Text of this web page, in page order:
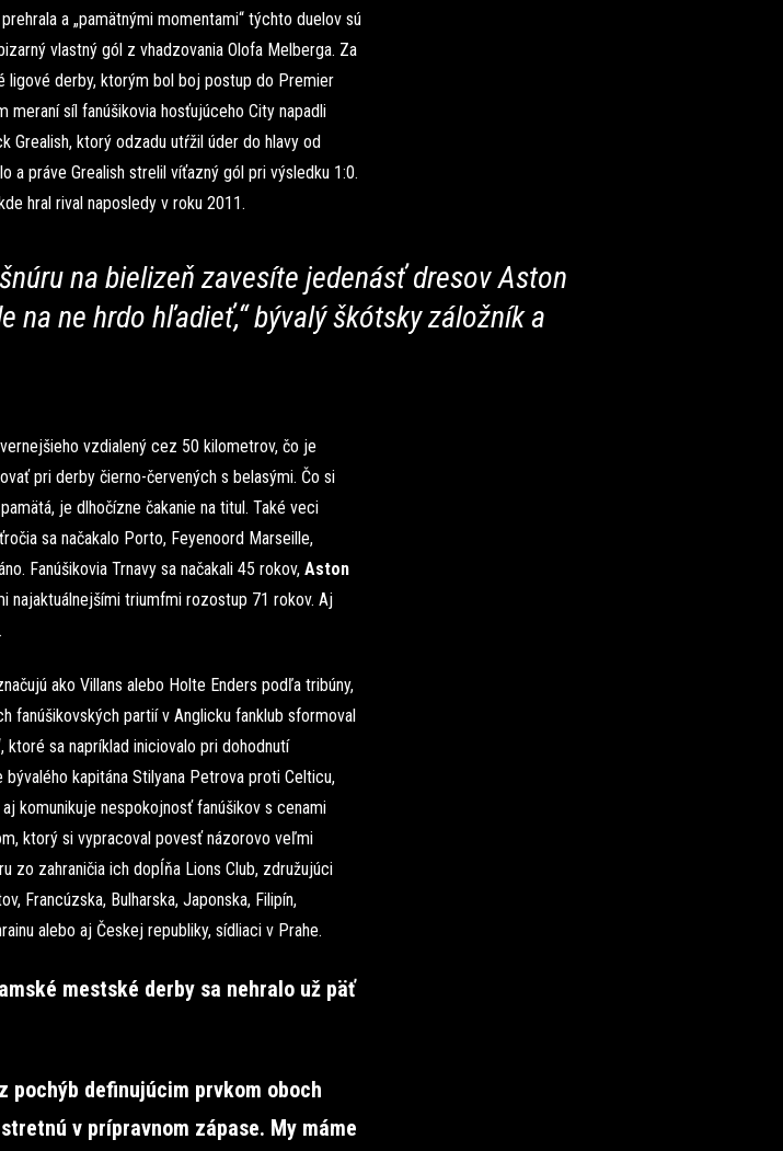
a „pamätnými momentami“ týchto duelov sú
vlastný gól z vhadzovania Olofa Melberga. Za
ligové derby, ktorým bol boj postup do Premier
síl fanúšikovia hosťujúceho City napadli
Grealish, ktorý odzadu utŕžil úder do hlavy od
a práve Grealish strelil víťazný gól pri výsledku 1:0.
hral rival naposledy v roku 2011.
na bielizeň zavesíte jedenásť dresov Aston
ne hrdo hľadieť,“ bývalý škótsky záložník a
vzdialený cez 50 kilometrov, čo je
pri derby čierno-červených s belasými. Čo si
je dlhočízne čakanie na titul. Také veci
sa načakalo Porto, Feyenoord Marseille,
Fanúšikovia Trnavy sa načakali 45 rokov, Aston
najaktuálnejšími triumfmi rozostup 71 rokov. Aj
ako Villans alebo Holte Enders podľa tribúny,
fanúšikovských partií v Anglicku fanklub sformoval
ktoré sa napríklad iniciovalo pri dohodnutí
kapitána Stilyana Petrova proti Celticu,
komunikuje nespokojnosť fanúšikov s cenami
ktorý si vypracoval povesť názorovo veľmi
zo zahraničia ich dopĺňa Lions Club, združujúci
Francúzska, Bulharska, Japonska, Filipín,
alebo aj Českej republiky, sídliaci v Prahe.
mestské derby sa nehralo už päť
pochýb definujúcim prvkom oboch
v prípravnom zápase. My máme